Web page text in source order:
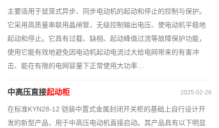
主要适用于鼠笼式异步、同步电动机的起动和停止的控制与保护。
它采用高质量串联用晶闸管，无级控制输出电压、使电动机平稳地
起动和停止。它具有过载、缺相、起动峰值过流等故障保护功能，
使用它能有效地避免因电动机起动电流过大给电网带来的有害冲
击、能在有限的电网容量下正常使用大功率…
2025-02-26
中高压直接起动柜
在标准KYN28-12 铠装中置式金属封闭开关柜的基础上自行设计开
发的新型产品，用于中高压电动机直接启动。其产品具有以下明显